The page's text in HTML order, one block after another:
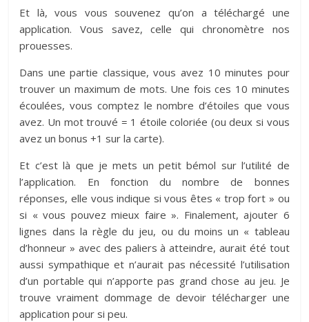
Et là, vous vous souvenez qu’on a téléchargé une
application. Vous savez, celle qui chronomètre nos
prouesses.
Dans une partie classique, vous avez 10 minutes pour
trouver un maximum de mots. Une fois ces 10 minutes
écoulées, vous comptez le nombre d’étoiles que vous
avez. Un mot trouvé = 1 étoile coloriée (ou deux si vous
avez un bonus +1 sur la carte).
Et c’est là que je mets un petit bémol sur l’utilité de
l’application. En fonction du nombre de bonnes
réponses, elle vous indique si vous êtes « trop fort » ou
si « vous pouvez mieux faire ». Finalement, ajouter 6
lignes dans la règle du jeu, ou du moins un « tableau
d’honneur » avec des paliers à atteindre, aurait été tout
aussi sympathique et n’aurait pas nécessité l’utilisation
d’un portable qui n’apporte pas grand chose au jeu. Je
trouve vraiment dommage de devoir télécharger une
application pour si peu.